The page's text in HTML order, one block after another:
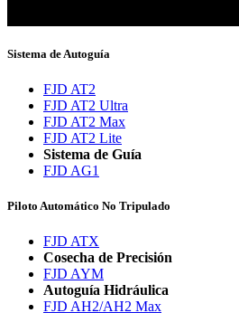
Sistema de Autoguía
FJD AT2
FJD AT2 Ultra
FJD AT2 Max
FJD AT2 Lite
Sistema de Guía
FJD AG1
Piloto Automático No Tripulado
FJD ATX
Cosecha de Precisión
FJD AYM
Autoguía Hidráulica
FJD AH2/AH2 Max